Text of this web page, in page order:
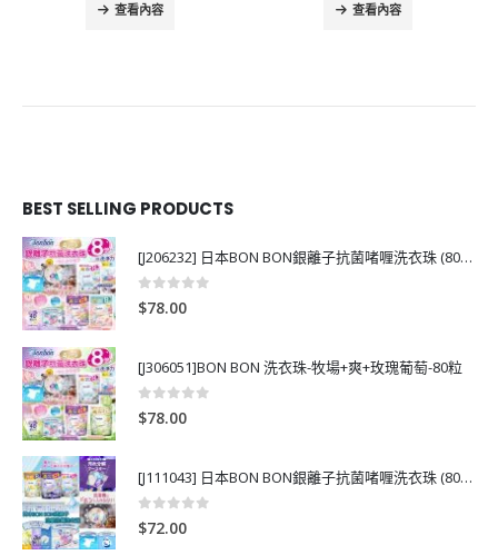
查看內容 查看內容
BEST SELLING PRODUCTS
[J206232] 日本BON BON銀離子抗菌啫喱洗衣珠 (80粒)
0out of 5
$78.00
[J306051]BON BON 洗衣珠-牧場+爽+玫瑰葡萄-80粒
0out of 5
$78.00
[J111043] 日本BON BON銀離子抗菌啫喱洗衣珠 (80粒)
0out of 5
$72.00